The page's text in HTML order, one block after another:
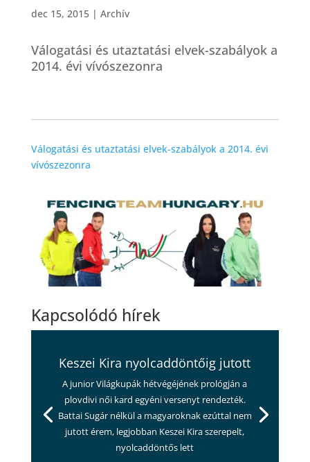
dec 15, 2015| Archív
Válogatási és utaztatási elvek-szabályok a
2014. évi vívószezonra
Válogatási és utaztatási elvek-szabályok a 2014. évi
vívószezonra
Kapcsolódó hírek
Keszei Kira nyolcaddöntőig jutott
A junior Világkupák hétvégéjének prológján a
plovdivi női kard egyéni versenyt rendezték.
Battai Sugár nélkül a magyaroknak ezúttal nem
jutott érem, legjobban Keszei Kira szerepelt,
nyolcaddöntős lett